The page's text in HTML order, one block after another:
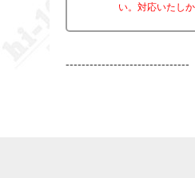
い。対応いたしか
-------------------------------